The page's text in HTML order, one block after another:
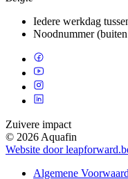
Iedere werkdag
Noodnummer
Zuivere impact
© 2026 Aquafin
Website door
Algemene